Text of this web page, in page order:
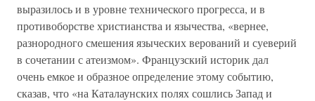
выразилось и в уровне технического прогресса, и в
противоборстве христианства и язычества, «вернее,
разнородного смешения языческих верований и суеверий
в сочетании с атеизмом». Французский историк дал
очень емкое и образное определение этому событию,
сказав, что «на Каталаунских полях сошлись Запад и